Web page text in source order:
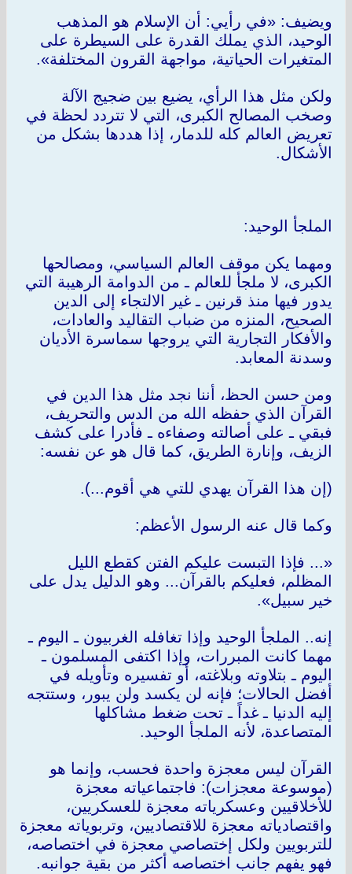
ويضيف: «في رأيي: أن الإسلام هو المذهب
الوحيد، الذي يملك القدرة على السيطرة على
المتغيرات الحياتية، مواجهة القرون المختلفة».
ولكن مثل هذا الرأي، يضيع بين ضجيج الآلة
وصخب المصالح الكبرى، التي لا تتردد لحظة في
تعريض العالم كله للدمار، إذا هددها بشكل من
الأشكال.
الملجأ الوحيد:
ومهما يكن موقف العالم السياسي، ومصالحها
الكبرى، لا ملجأ للعالم ـ من الدوامة الرهيبة التي
يدور فيها منذ قرنين ـ غير الالتجاء إلى الدين
الصحيح، المنزه من ضباب التقاليد والعادات،
والأفكار التجارية التي يروجها سماسرة الأديان
وسدنة المعابد.
ومن حسن الحظ، أننا نجد مثل هذا الدين في
القرآن الذي حفظه الله من الدس والتحريف،
فبقي ـ على أصالته وصفاءه ـ فأدرا على كشف
الزيف، وإنارة الطريق، كما قال هو عن نفسه:
(إن هذا القرآن يهدي للتي هي أقوم...).
وكما قال عنه الرسول الأعظم:
«... فإذا التبست عليكم الفتن كقطع الليل
المظلم، فعليكم بالقرآن... وهو الدليل يدل على
خير سبيل».
إنه.. الملجأ الوحيد وإذا تغافله الغربيون ـ اليوم ـ
مهما كانت المبررات، وإذا اكتفى المسلمون ـ
اليوم ـ بتلاوته وبلاغته، أو تفسيره وتأويله في
أفضل الحالات؛ فإنه لن يكسد ولن يبور، وستتجه
إليه الدنيا ـ غداً ـ تحت ضغط مشاكلها
المتصاعدة، لأنه الملجأ الوحيد.
القرآن ليس معجزة واحدة فحسب، وإنما هو
(موسوعة معجزات): فاجتماعياته معجزة
للأخلاقيين وعسكرياته معجزة للعسكريين،
واقتصادياته معجزة للاقتصاديين، وتربوياته معجزة
للتربويين ولكل إختصاصي معجزة في اختصاصه،
فهو يفهم جانب اختصاصه أكثر من بقية جوانبه.